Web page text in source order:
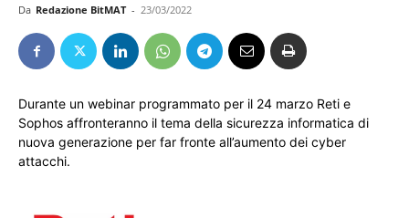
Da Redazione BitMAT - 23/03/2022
Durante un webinar programmato per il 24 marzo Reti e
Sophos affronteranno il tema della sicurezza informatica di
nuova generazione per far fronte all’aumento dei cyber
attacchi.